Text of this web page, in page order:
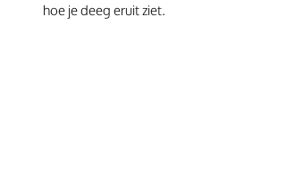
hoe je deeg eruit ziet.